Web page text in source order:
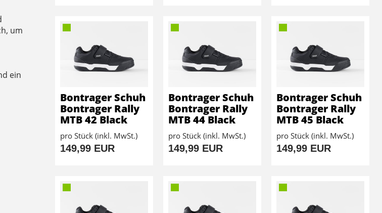
um
ein
Bontrager Schuh
Bontrager Rally
MTB 42 Black
pro Stück (inkl. MwSt.)
149,99 EUR
Bontrager Schuh
Bontrager Rally
MTB 44 Black
pro Stück (inkl. MwSt.)
149,99 EUR
Bontrager Schuh
Bontrager Rally
MTB 45 Black
pro Stück (inkl. MwSt.)
149,99 EUR